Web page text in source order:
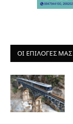
ΟΙ ΕΠΙΛΟΓΈΣ ΜΑΣ